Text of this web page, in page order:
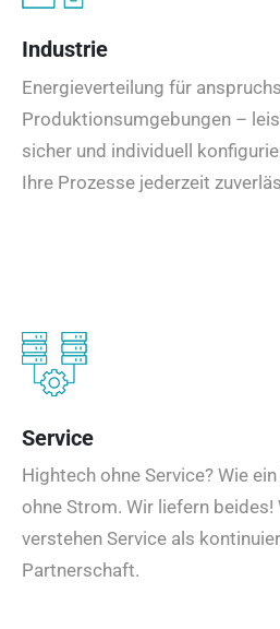
Industrie
Energieverteilung für
Produktionsumgebungen –
sicher und individuell
Ihre Prozesse jederzeit
Service
Hightech ohne Service? Wie
ohne Strom. Wir liefern beides!
verstehen Service als
Partnerschaft.